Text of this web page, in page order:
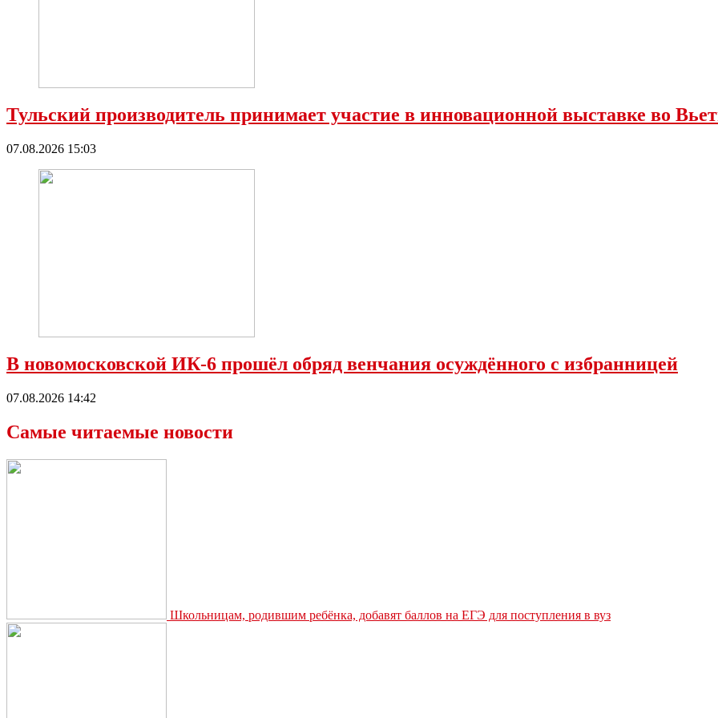
Тульский производитель принимает участие в инновационной выставке во
07.08.2026 15:03
В новомосковской ИК-6 прошёл обряд венчания осуждённого с избранницей
07.08.2026 14:42
Самые читаемые новости
Школьницам, родившим ребёнка, добавят баллов на ЕГЭ для поступления в вуз